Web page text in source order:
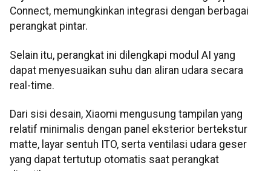
Connect, memungkinkan integrasi dengan berbagai
perangkat pintar.
Selain itu, perangkat ini dilengkapi modul AI yang
dapat menyesuaikan suhu dan aliran udara secara
real-time.
Dari sisi desain, Xiaomi mengusung tampilan yang
relatif minimalis dengan panel eksterior bertekstur
matte, layar sentuh ITO, serta ventilasi udara geser
yang dapat tertutup otomatis saat perangkat